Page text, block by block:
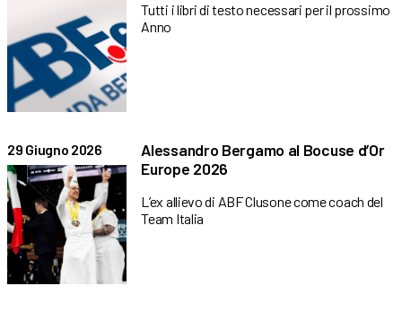
Tutti i libri di testo necessari per il prossimo
Anno
29 Giugno 2026
Alessandro Bergamo al Bocuse d’Or
Europe 2026
L’ex allievo di ABF Clusone come coach del
Team Italia